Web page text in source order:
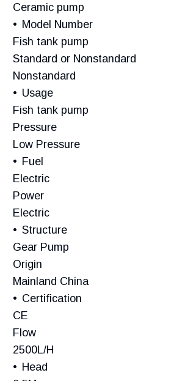
Ceramic pump
Model Number
Fish tank pump
Standard or Nonstandard
Nonstandard
Usage
Fish tank pump
Pressure
Low Pressure
Fuel
Electric
Power
Electric
Structure
Gear Pump
Origin
Mainland China
Certification
CE
Flow
2500L/H
Head